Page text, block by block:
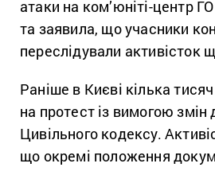
атаки на ком’юніті-центр ГО
та заявила, що учасники
переслідували активісток
Раніше в Києві кілька
на протест із вимогою змін
Цивільного кодексу.
що окремі положення